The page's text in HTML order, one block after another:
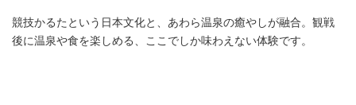
競技かるたという日本文化と、あわら温泉の癒やしが融合。観戦
後に温泉や食を楽しめる、ここでしか味わえない体験です。